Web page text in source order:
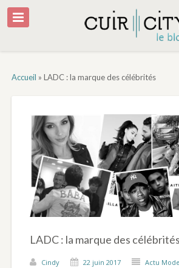
Accueil » LADC : la marque des célébrités
LADC : la marque des célébrités
Cindy 22 juin 2017 Actu